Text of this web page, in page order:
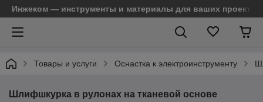
Инжеком — инструменты и материалы для ваших проектов
Товары и услуги Оснастка к электроинструменту
Шлифшкурка в рулонах на тканевой основе